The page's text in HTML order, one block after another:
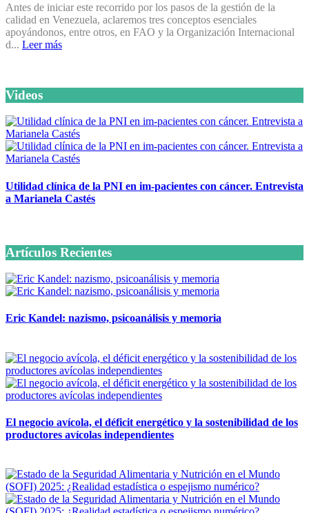
Antes de iniciar este recorrido por los pasos de la gestión de la
calidad en Venezuela, aclaremos tres conceptos esenciales
apoyándonos, entre otros, en FAO y la Organización Internacional
d... Leer más
Videos
Utilidad clínica de la PNI en im-pacientes con cáncer. Entrevista
a Marianela Castés
Artículos Recientes
Eric Kandel: nazismo, psicoanálisis y memoria
El negocio avícola, el déficit energético y la sostenibilidad de los
productores avícolas independientes